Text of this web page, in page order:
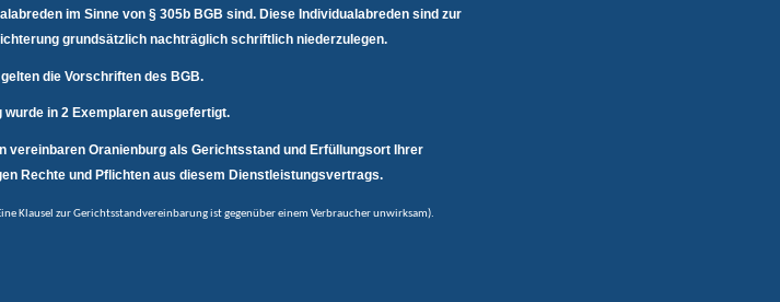
im Sinne von § 305b BGB sind. Diese Individualabreden sind zur
grundsätzlich nachträglich schriftlich niederzulegen.
die Vorschriften des BGB.
wurde in 2 Exemplaren ausgefertigt.
vereinbaren Oranienburg als Gerichtsstand und Erfüllungsort Ihrer
Rechte und Pflichten aus diesem Dienstleistungsvertrags.
Klausel zur Gerichtsstandvereinbarung ist gegenüber einem Verbraucher unwirksam).